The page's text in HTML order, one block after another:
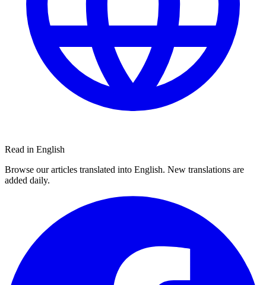
Read in English
Browse our articles translated into English. New translations are
added daily.